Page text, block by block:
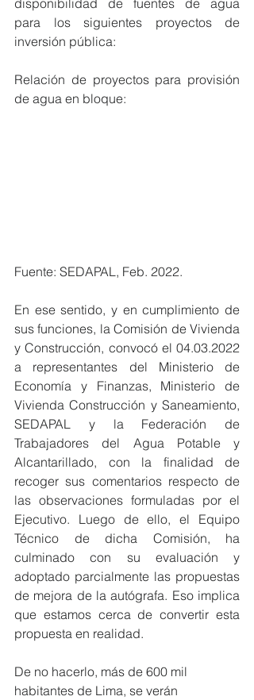
para los siguientes proyectos de
inversión pública:
Relación de proyectos para provisión
de agua en bloque:
Fuente: SEDAPAL, Feb. 2022.
En ese sentido, y en cumplimiento de
sus funciones, la Comisión de Vivienda
y Construcción, convocó el 04.03.2022
a representantes del Ministerio de
Economía y Finanzas, Ministerio de
Vivienda Construcción y Saneamiento,
SEDAPAL y la Federación de
Trabajadores del Agua Potable y
Alcantarillado, con la finalidad de
recoger sus comentarios respecto de
las observaciones formuladas por el
Ejecutivo. Luego de ello, el Equipo
Técnico de dicha Comisión, ha
culminado con su evaluación y
adoptado parcialmente las propuestas
de mejora de la autógrafa. Eso implica
que estamos cerca de convertir esta
propuesta en realidad.
De no hacerlo, más de 600 mil
habitantes de Lima, se verán